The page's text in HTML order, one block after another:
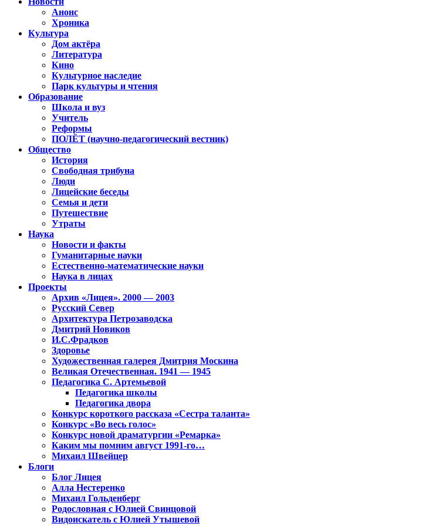
Анонс
Хроника
Культура
Дом актёра
Литература
Кино
Культурное наследие
Парк культуры и чтения
Образование
Школа и вуз
Учитель
Реформы
ПОЛЁТ (научно-педагогический вестник)
Общество
История
Свободная трибуна
Люди
Лицейские беседы
Семья и дети
Путешествие
Утраты
Наука
Новости и факты
Гуманитарные науки
Естественно-математические науки
Наука в лицах
Проекты
Архив «Лицея». 2000 — 2003
Русский Север
Архитектура Петрозаводска
Дмитрий Новиков
И.С.Фрадков
Здоровье
Художественная галерея Дмитрия Москина
Великая Отечественная. 1941 — 1945
Педагогика С. Артемьевой
Педагогика школы
Педагогика двора
Конкурс короткого рассказа «Сестра таланта»
Конкурс «Во весь голос»
Конкурс новой драматургии «Ремарка»
Каким мы помним август 1991-го…
Михаил Швейцер
Блоги
Блог Лицея
Алла Нестеренко
Михаил Гольденберг
Родословная с Юлией Свинцовой
Видоискатель с Юлией Утышевой